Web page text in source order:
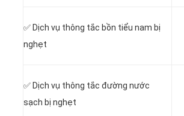
✅ Dịch vụ thông tắc bồn tiểu nam bị
nghẹt
✅ Dịch vụ thông tắc đường nước
sạch bị nghẹt